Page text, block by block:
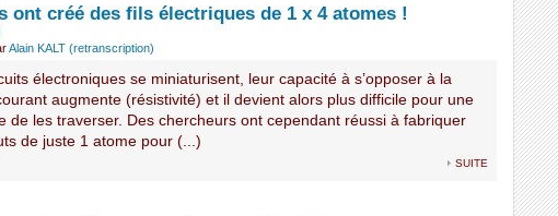
ont créé des fils électriques de 1 x 4 atomes !
Alain KALT (retranscription)
électroniques se miniaturisent, leur capacité à s’opposer à la
augmente (résistivité) et il devient alors plus difficile pour une
de les traverser. Des chercheurs ont cependant réussi à fabriquer
de juste 1 atome pour (...)
suite